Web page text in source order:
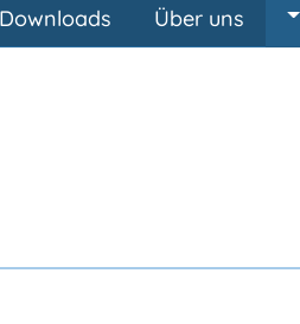
Downloads Über uns